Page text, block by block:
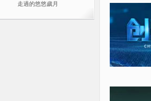
走過的悠悠歲月